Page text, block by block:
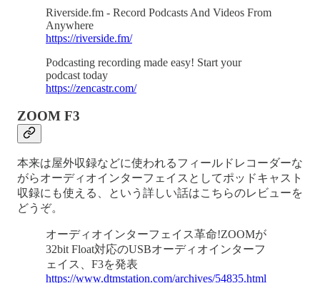
Riverside.fm - Record Podcasts And Videos From
Anywhere
https://riverside.fm/
Podcasting recording made easy! Start your
podcast today
https://zencastr.com/
ZOOM F3
本来は屋外収録などに使われるフィールドレコーダーな
がらオーディオインターフェイスとしてポッドキャスト
収録にも使える、という詳しい話はこちらのレビューを
どうぞ。
オーディオインターフェイス革命!ZOOMが
32bit Float対応のUSBオーディオインターフ
ェイス、F3を発表
https://www.dtmstation.com/archives/54835.html